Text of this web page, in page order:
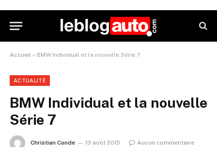
Accueil » BMW Individual et la nouvelle Série 7
ACTUALITÉ
BMW Individual et la nouvelle
Série 7
Christian Conde 13 août 2015 Aucun commentaire